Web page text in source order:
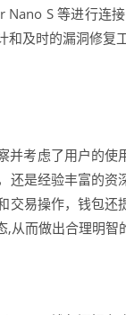
S 等进行连
及时的漏洞修复
考虑了用户的
还是经验丰富的
交易操作，钱包
而做出合理明智